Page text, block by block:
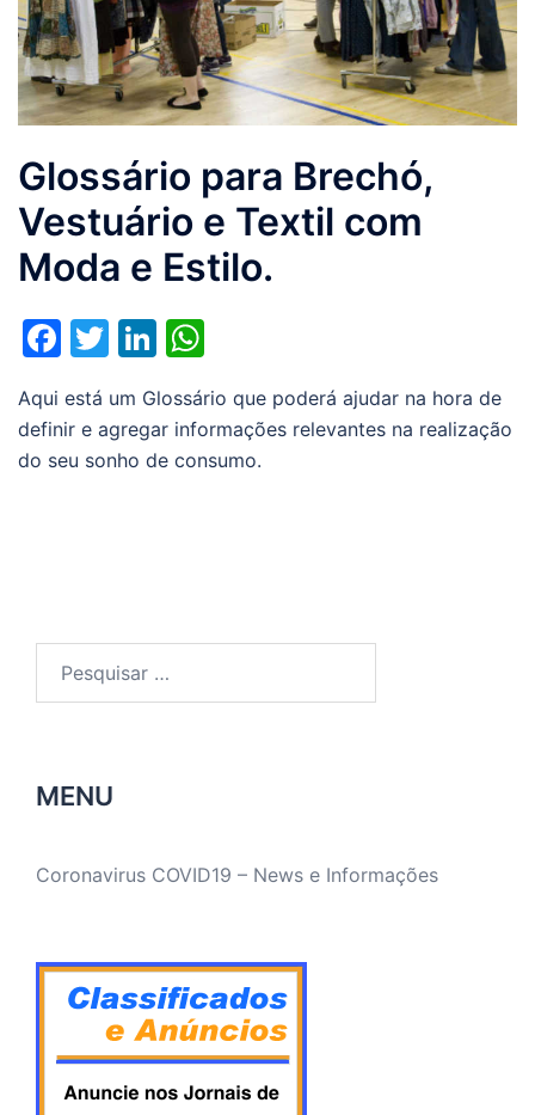
Glossário para Brechó,
Vestuário e Textil com
Moda e Estilo.
Facebook
TwitterLinkedIn
Aqui está um Glossário que poderá ajudar na hora de
definir e agregar informações relevantes na realização
do seu sonho de consumo.
por:
MENU
Coronavirus COVID19 – News e Informações